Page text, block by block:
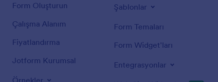
Form Oluşturun
Çalışma Alanım
Fiyatlandırma
Jotform Kurumsal
Örnekler
Şablonlar
Form Temaları
Form Widget'ları
Entegrasyonlar